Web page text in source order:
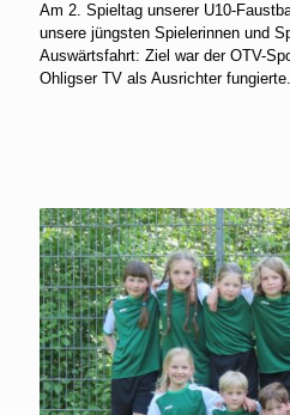
Am 2. Spieltag unserer U10-
unsere jüngsten Spielerinnen und
Auswärtsfahrt: Ziel war der OTV-
Ohligser TV als Ausrichter fungierte.